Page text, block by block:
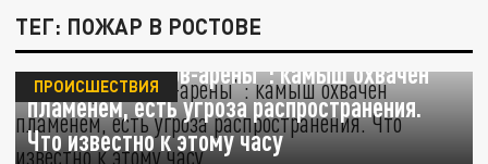
ТЕГ: ПОЖАР В РОСТОВЕ
Пожар у “Ростов-арены”: камыш охвачен
пламенем, есть угроза распространения.
Что известно к этому часу
ПРОИСШЕСТВИЯ